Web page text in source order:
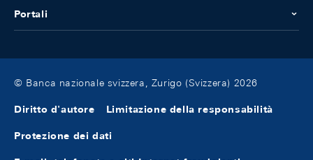
Portali
© Banca nazionale svizzera, Zurigo (Svizzera) 2026
Diritto d'autore Limitazione della responsabilità
Protezione dei dati